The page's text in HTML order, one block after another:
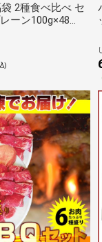
2種食べ比べ セ
ーン100g×48
凍 惣菜 あすつ
まる
)